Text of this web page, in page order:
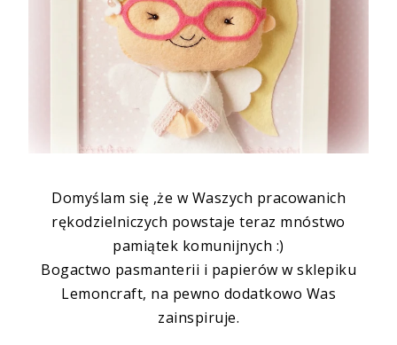
Domyślam się ,że w Waszych pracowanich
rękodzielniczych powstaje teraz mnóstwo
pamiątek komunijnych :)
Bogactwo pasmanterii i papierów w sklepiku
Lemoncraft, na pewno dodatkowo Was
zainspiruje.